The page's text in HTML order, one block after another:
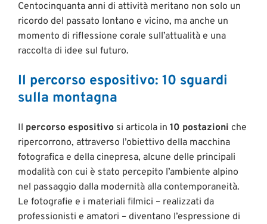
Centocinquanta anni di attività meritano non solo un
ricordo del passato lontano e vicino, ma anche un
momento di riflessione corale sull’attualità e una
raccolta di idee sul futuro.
Il percorso espositivo: 10 sguardi
sulla montagna
Il percorso espositivo si articola in 10 postazioni che
ripercorrono, attraverso l’obiettivo della macchina
fotografica e della cinepresa, alcune delle principali
modalità con cui è stato percepito l’ambiente alpino
nel passaggio dalla modernità alla contemporaneità.
Le fotografie e i materiali filmici – realizzati da
professionisti e amatori – diventano l’espressione di